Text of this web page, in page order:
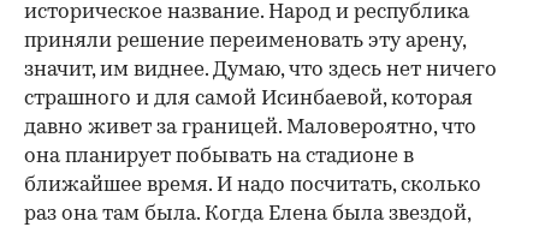
историческое название. Народ и республика
приняли решение переименовать эту арену,
значит, им виднее. Думаю, что здесь нет ничего
страшного и для самой Исинбаевой, которая
давно живет за границей. Маловероятно, что
она планирует побывать на стадионе в
ближайшее время. И надо посчитать, сколько
раз она там была. Когда Елена была звездой,